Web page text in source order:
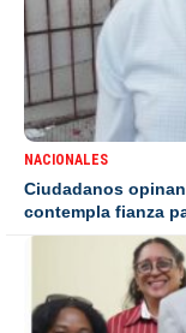
NACIONALES
Ciudadanos
contempla fianza